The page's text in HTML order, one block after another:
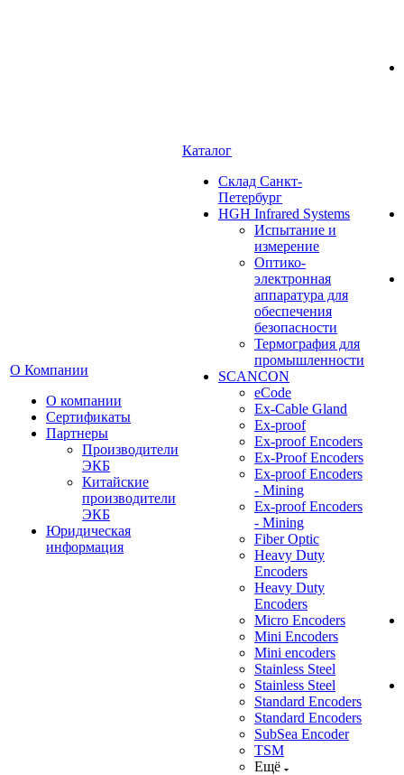
О Компании
О компании
Сертификаты
Партнеры
Производители
ЭКБ
Китайские
производители
ЭКБ
Юридическая
информация
Каталог
Cклад Санкт-
Петербург
HGH Infrared Systems
Испытание и
измерение
Оптико-
электронная
аппаратура для
обеспечения
безопасности
Термография для
промышленности
SCANCON
eCode
Ex-Cable Gland
Ex-proof
Ex-proof Encoders
Ex-Proof Encoders
Ex-proof Encoders
- Mining
Ex-proof Encoders
- Mining
Fiber Optic
Heavy Duty
Encoders
Heavy Duty
Encoders
Micro Encoders
Mini Encoders
Mini encoders
Stainless Steel
Stainless Steel
Standard Encoders
Standard Encoders
SubSea Encoder
TSM
Ещё